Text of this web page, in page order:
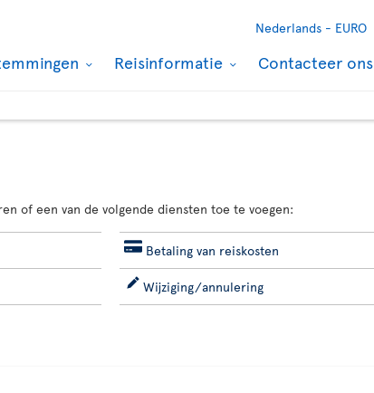
Nederlands - EURO
Reisinformatie Contacteer ons
of een van de volgende diensten toe te voegen:
Betaling van reiskosten
Wijziging/annulering